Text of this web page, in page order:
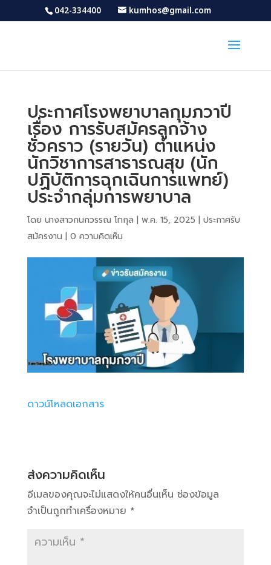
042-334400 kumhos@gmail.com
ประกาศโรงพยาบาลกุมภวาปี
เรื่อง การรับสมัครลูกจ้าง
ชั่วคราว (รายวัน) ตำแหน่ง
นักวิชาการสาธารณสุข (นัก
ปฏิบัติการฉุกเฉินการแพทย์)
ประจำกลุ่มการพยาบาล
โดย นางสาวกนกวรรณ โทกุล | พ.ค. 15, 2025 | ประกาศรับ
สมัครงาน | 0 ความคิดเห็น
ดาวน์โหลดเอกสาร
ส่งความคิดเห็น
อีเมลของคุณจะไม่แสดงให้คนอื่นเห็น ช่องข้อมูล
จำเป็นถูกทำเครื่องหมาย *